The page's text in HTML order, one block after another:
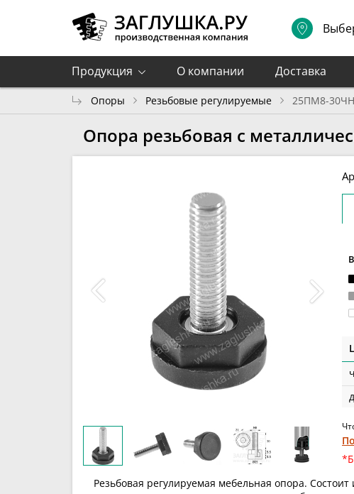
Продукция О компании Доставка
Опоры Резьбовые регулируемые 25ПМ8-30ЧН
Опора резьбовая с
Резьбовая регулируемая мебельная опора. Состоит